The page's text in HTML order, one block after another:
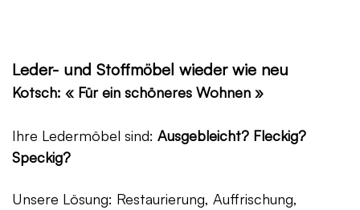
Leder- und Stoffmöbel wieder wie neu
Kotsch: « Für ein schöneres Wohnen »
Ihre Ledermöbel sind: Ausgebleicht? Fleckig?
Speckig?
Unsere Lösung: Restaurierung, Auffrischung,